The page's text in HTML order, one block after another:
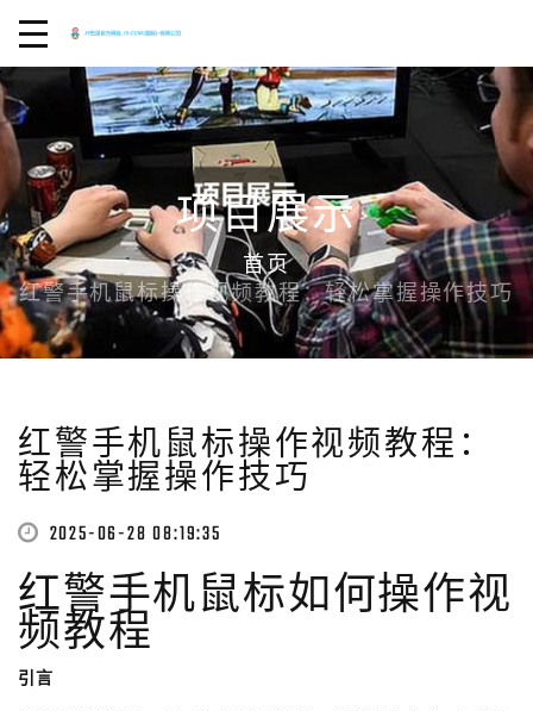
项目展示
首页
红警手机鼠标操作视频教程：轻松掌握操作技巧
红警手机鼠标操作视频教程：
轻松掌握操作技巧
2025-06-28 08:19:35
红警手机鼠标如何操作视
频教程
引言